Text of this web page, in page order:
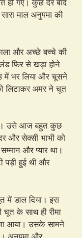
हो गए। कुछ देर बाद
माल अनुपमा की
और अच्छे बच्चे की
फिर से खड़ा होने
में भर लिया और चूसने
लिटाकर अमर ने चूत
उसे आज बहुत कुछ
और सेक्सी भाभी को
और प्यार था।
पड़ी हुई थी और
में डाल दिया। इस
चूत के साथ ही रीमा
आया। उसके सामने